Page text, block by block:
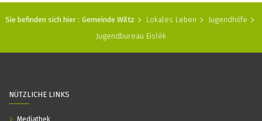
Sie befinden sich hier : Gemeinde Wiltz Lokales Leben
Jugendhilfe
Jugendbureau Eislék
NÜTZLICHE LINKS
Mediathek